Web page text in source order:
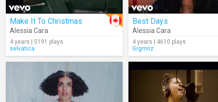
Make It To Christmas
Alessia Cara
4 years | 5191 plays
selvatica
Best Days
Alessia Cara
4 years | 4610 plays
Grgmnz